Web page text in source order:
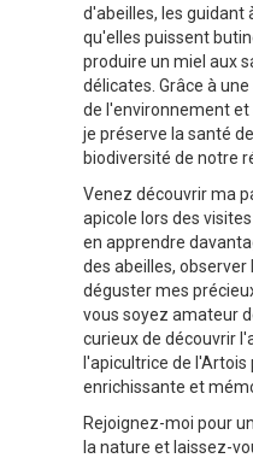
d'abeilles, les guidant
qu'elles puissent
produire un miel aux
délicates. Grâce à
de l'environnement et
je préserve la santé
biodiversité de notre
Venez découvrir ma
apicole lors des
en apprendre
des abeilles,
déguster mes
vous soyez amateur
curieux de découvrir
l'apicultrice de
enrichissante et
Rejoignez-moi pour
la nature et laissez-